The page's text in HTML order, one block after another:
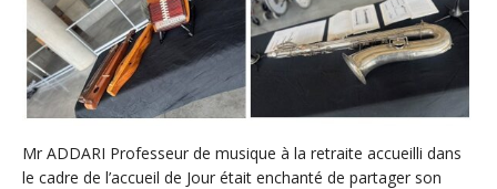
Mr ADDARI Professeur de musique à la retraite accueilli dans
le cadre de l’accueil de Jour était enchanté de partager son